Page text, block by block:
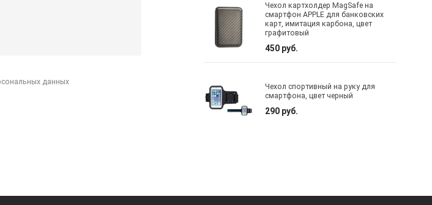
данных
Чехол картхолдер MagSafe на
смартфон APPLE для банковских
карт, имитация карбона, цвет
графитовый
450 руб.
Чехол спортивный на руку для
смартфона, цвет черный
290 руб.